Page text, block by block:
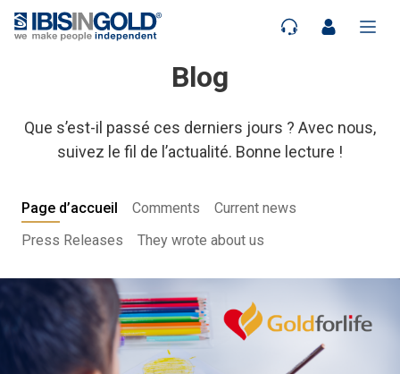
Blog
Que s’est-il passé ces derniers jours ? Avec nous,
suivez le fil de l’actualité. Bonne lecture !
Page d’accueil Comments
Current news
Press Releases
They wrote about us